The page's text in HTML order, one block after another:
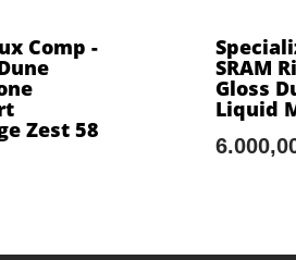
Comp -
Zest 58
SRAM
Gloss
Liquid